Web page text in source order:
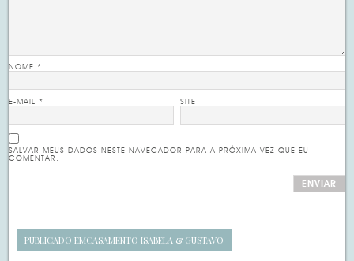
NOME*
E-MAIL* SITE
SALVAR MEUS DADOS NESTE NAVEGADOR PARA A PRÓXIMA VEZ QUE EU
COMENTAR.
PUBLICADO EMCASAMENTO ISABELA & GUSTAVO